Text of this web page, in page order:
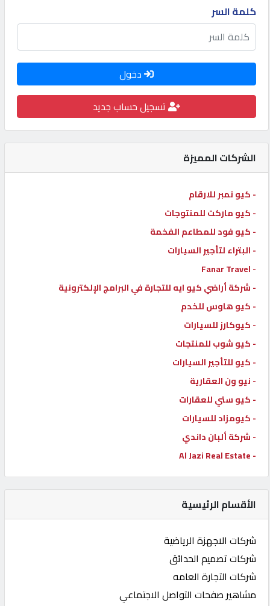
كيو
نمبر
كيو
كارز
كيو
ماركت
الدليل
القطري
POWERED
QHOST
كلمة السر
دخول
تسجيل حساب جديد
الشركات المميزة
- كيو نمبر للارقام
- كيو ماركت للمنتوجات
- كيو فود للمطاعم الفخمة
- البتراء لتأجير السيارات
- Fanar Travel
- شركة أراضي كيو ايه للتجارة في البرامج الإلكترونية
- كيو هاوس للخدم
- كيوكارز للسيارات
- كيو شوب للمنتجات
- كيو للتأجير السيارات
- نيو ون العقارية
- كيو ستي للعقارات
- كيومزاد للسيارات
- شركة ألبان داندي
- Al Jazi Real Estate
الأقسام الرئيسية
شركات الاجهزة الرياضية
شركات تصميم الحدائق
شركات التجارة العامه
مشاهير صفحات التواصل الاجتماعي